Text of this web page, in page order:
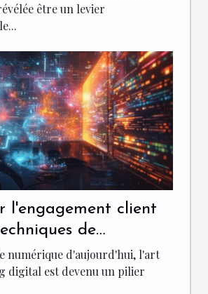
être un levier
l'engagement client
de
digital
numérique d'aujourd'hui, l'art
digital est devenu un pilier